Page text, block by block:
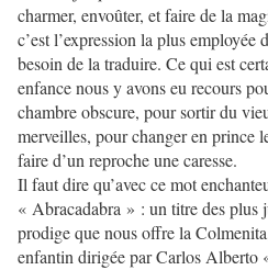
charmer, envoûter, et faire de la
c’est l’expression la plus employée
besoin de la traduire. Ce qui est
enfance nous y avons eu recours
chambre obscure, pour sortir du
merveilles, pour changer en prince
faire d’un reproche une caresse.
Il faut dire qu’avec ce mot
« Abracadabra » : un titre des plus
prodige que nous offre la
enfantin dirigée par Carlos Alberto